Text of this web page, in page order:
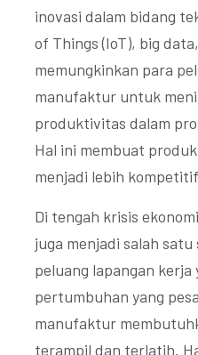
inovasi dalam bidang
of Things (IoT), big
memungkinkan para
manufaktur untuk
produktivitas dalam
Hal ini membuat
menjadi lebih
Di tengah krisis
juga menjadi salah
peluang lapangan kerja
pertumbuhan yang
manufaktur
terampil dan terlatih.